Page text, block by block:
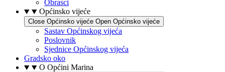
Obrasci
Općinsko vijeće
Close Općinsko vijeće Open Općinsko vijeće
Sastav Općinskog vijeća
Poslovnik
Sjednice Općinskog vijeća
Gradsko oko
O Općini Marina